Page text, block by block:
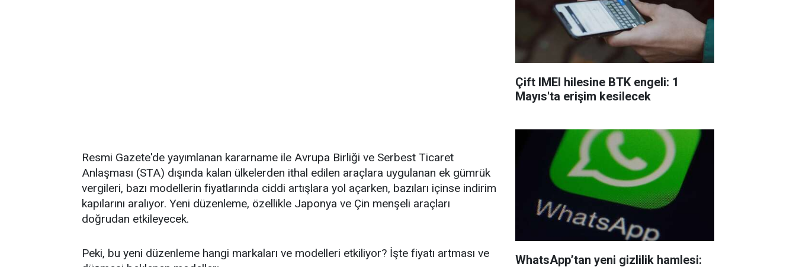
Resmi Gazete'de yayımlanan kararname ile Avrupa Birliği ve Serbest Ticaret
Anlaşması (STA) dışında kalan ülkelerden ithal edilen araçlara uygulanan ek gümrük
vergileri, bazı modellerin fiyatlarında ciddi artışlara yol açarken, bazıları içinse indirim
kapılarını aralıyor. Yeni düzenleme, özellikle Japonya ve Çin menşeli araçları
doğrudan etkileyecek.
Peki, bu yeni düzenleme hangi markaları ve modelleri etkiliyor? İşte fiyatı artması ve
Çift IMEI hilesine BTK engeli: 1
Mayıs'ta erişim kesilecek
WhatsApp’tan yeni gizlilik hamlesi: